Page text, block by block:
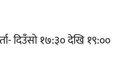
दिउँसो १७:३० देखि १९:००